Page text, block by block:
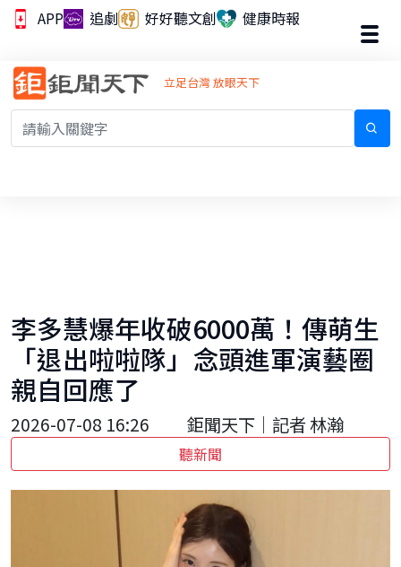
APP 追劇 好好聽文創 健康時報
立足台灣 放眼天下
李多慧爆年收破6000萬！傳萌生
「退出啦啦隊」念頭進軍演藝圈
親自回應了
2026-07-08 16:26 鉅聞天下｜記者 林瀚
聽新聞